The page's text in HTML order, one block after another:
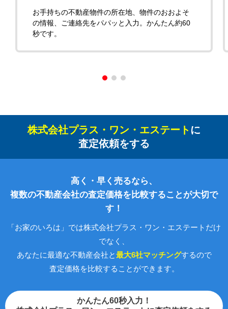
お手持ちの不動産物件の所在地、物件のおおよそ
の情報、ご連絡先をパパッと入力。かんたん約60
秒です。
株式会社プラス・ワン・エステート に
査定依頼をする
高く・早く売るなら、
複数の不動産会社の査定価格を比較することが大切で
す！
「お家のいろは」では株式会社プラス・ワン・エステートだけ
でなく、
あなたに最適な不動産会社と最大6社マッチングするので
査定価格を比較することができます。
かんたん60秒入力！